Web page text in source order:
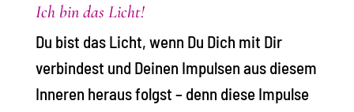
Ich bin das Licht!
Du bist das Licht, wenn Du Dich mit Dir
verbindest und Deinen Impulsen aus diesem
Inneren heraus folgst – denn diese Impulse